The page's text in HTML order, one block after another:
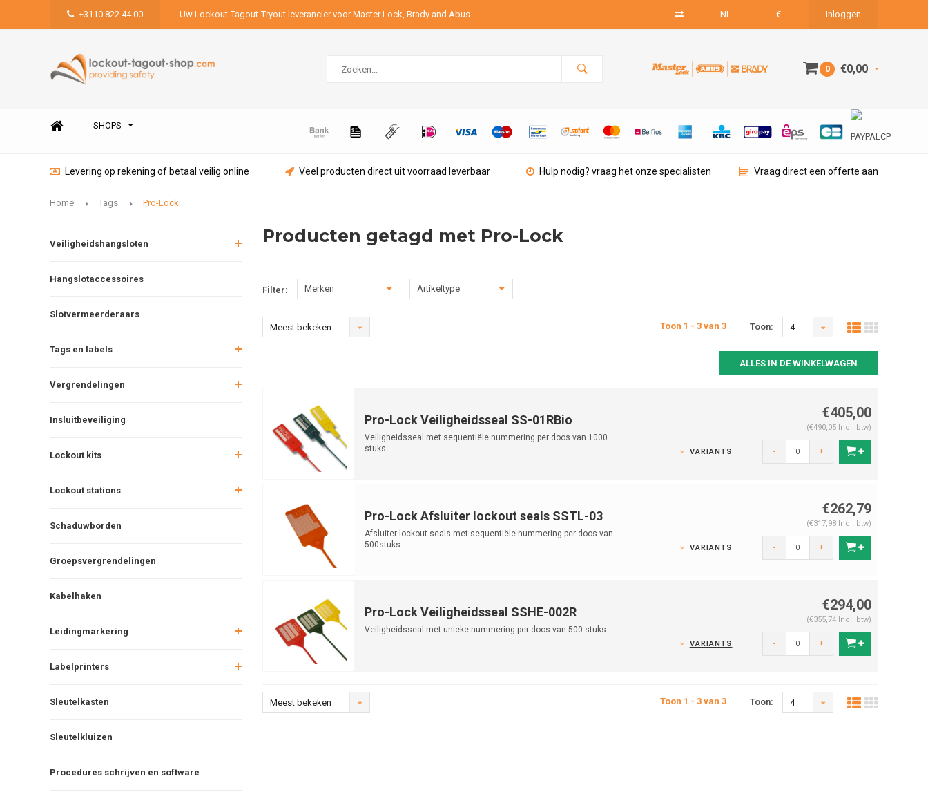
+3110 822 44 00 Uw Lockout-Tagout-Tryout leverancier voor Master Lock, Brady and Abus NL € Inloggen
0 €0,00
SHOPS
Levering op rekening of betaal veilig online Veel producten direct uit voorraad leverbaar Hulp nodig? vraag het onze specialisten Vraag direct een offerte aan
Home Tags Pro-Lock
Veiligheidshangsloten
Hangslotaccessoires
Slotvermeerderaars
Tags en labels
Vergrendelingen
Insluitbeveiliging
Lockout kits
Lockout stations
Schaduwborden
Groepsvergrendelingen
Kabelhaken
Leidingmarkering
Labelprinters
Sleutelkasten
Sleutelkluizen
Procedures schrijven en software
Producten getagd met Pro-Lock
Filter: Merken Artikeltype
Meest bekeken Toon 1 - 3 van 3 Toon: 4
ALLES IN DE WINKELWAGEN
Pro-Lock Veiligheidsseal SS-01RBio
Veiligheidsseal met sequentiële nummering per doos van 1000
stuks.
€405,00
(€490,05 Incl. btw)
VARIANTS - +
Pro-Lock Afsluiter lockout seals SSTL-03
Afsluiter lockout seals met sequentiële nummering per doos van
500stuks.
€262,79
(€317,98 Incl. btw)
VARIANTS - +
Pro-Lock Veiligheidsseal SSHE-002R
Veiligheidsseal met unieke nummering per doos van 500 stuks.
€294,00
(€355,74 Incl. btw)
VARIANTS - +
Meest bekeken Toon 1 - 3 van 3 Toon: 4